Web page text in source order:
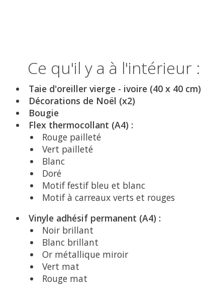
Ce qu'il y a à l'intérieur :
Taie d'oreiller vierge - ivoire (40 x 40 cm)
Décorations de Noël (x2)
Bougie
Flex thermocollant (A4) :
Rouge pailleté
Vert pailleté
Blanc
Doré
Motif festif bleu et blanc
Motif à carreaux verts et rouges
Vinyle adhésif permanent (A4) :
Noir brillant
Blanc brillant
Or métallique miroir
Vert mat
Rouge mat